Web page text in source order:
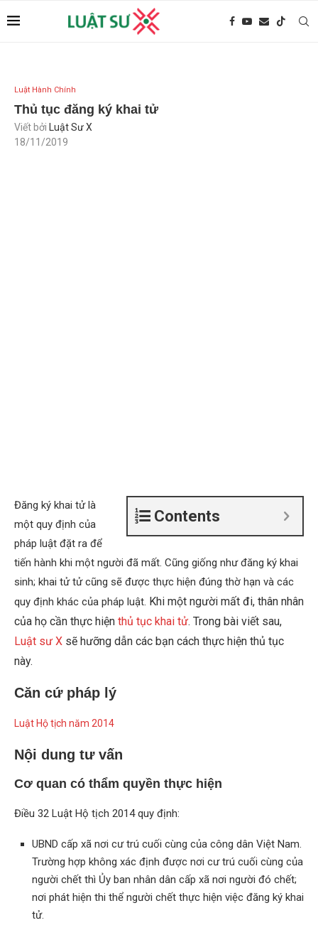
Luật Hành Chính
Thủ tục đăng ký khai tử
Viết bởi
Luật Sư X
18/11/2019
Contents
Đăng ký khai tử là
một quy định của
pháp luật đặt ra để
tiến hành khi một người đã mất. Cũng giống như đăng ký khai
sinh; khai tử tử cũng sẽ được thực hiện đúng thờ hạn và các
quy định khác của pháp luật. Khi một người mất đi, thân nhân
của họ cần thực hiện thủ tục khai tử. Trong bài viết sau,
Luật sư X sẽ hưỡng dẫn các bạn cách thực hiện thủ tục
này.
Căn cứ pháp lý
Luật Hộ tịch năm 2014
Nội dung tư vấn
Cơ quan có thẩm quyền thực hiện
Điều 32 Luật Hộ tịch 2014 quy định:
UBND cấp xã nơi cư trú cuối cùng của công dân Việt Nam.
Trường hợp không xác định được nơi cư trú cuối cùng của
người chết thì Ủy ban nhân dân cấp xã nơi người đó chết;
nơi phát hiện thi thể người chết thực hiện việc đăng ký khai
tử.